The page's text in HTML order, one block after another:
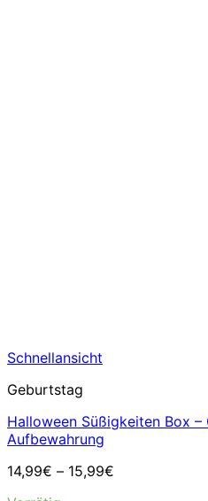
Schnellansicht
Geburtstag
Halloween Süßigkeiten Box –
Aufbewahrung
14,99€ – 15,99€